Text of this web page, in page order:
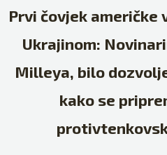
Prvi čovjek američke
Ukrajinom:
Milleya, bilo
kako se